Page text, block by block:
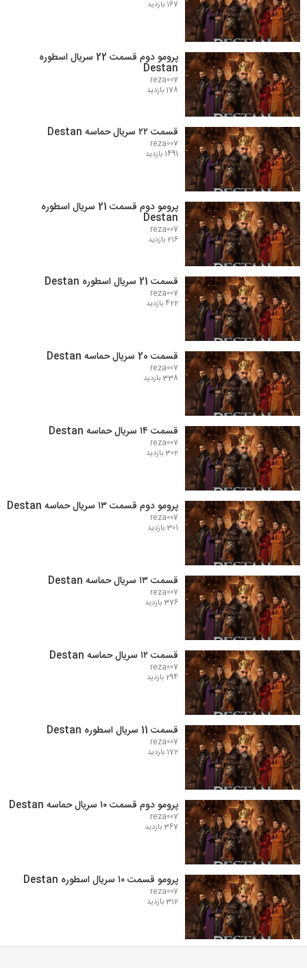
167 بازدید
پرومو دوم قسمت 22 سریال اسطوره
Destan
reza007
178 بازدید
قسمت ۲۲ سریال حماسه Destan
reza007
1491 بازدید
پرومو دوم قسمت 21 سریال اسطوره
Destan
reza007
216 بازدید
قسمت 21 سریال اسطوره Destan
reza007
422 بازدید
قسمت 20 سریال حماسه Destan
reza007
338 بازدید
قسمت ۱۴ سریال حماسه Destan
reza007
302 بازدید
پرومو دوم قسمت ۱۳ سریال حماسه Destan
reza007
301 بازدید
قسمت ۱۳ سریال حماسه Destan
reza007
376 بازدید
قسمت ۱۲ سریال حماسه Destan
reza007
294 بازدید
قسمت 11 سریال اسطوره Destan
reza007
172 بازدید
پرومو دوم قسمت ۱۰ سریال حماسه Destan
reza007
367 بازدید
پرومو قسمت ۱۰ سریال اسطوره Destan
reza007
312 بازدید